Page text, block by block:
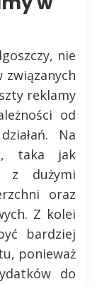
nie
reklamy
od
Na
taka jak
z dużymi
oraz
Z kolei
bardziej
ponieważ
do